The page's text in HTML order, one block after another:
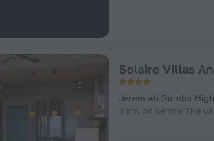
Solaire Villas
Jeremiah Gumbs
5 km od centra The